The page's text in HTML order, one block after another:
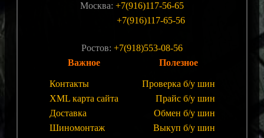
Москва: +7(916)117-56-65
+7(916)117-65-56
Ростов: +7(918)553-08-56
Важное
Контакты
XML карта сайта
Доставка
Шиномонтаж
Полезное
Проверка б/у шин
Прайс б/у шин
Обмен б/у шин
Выкуп б/у шин